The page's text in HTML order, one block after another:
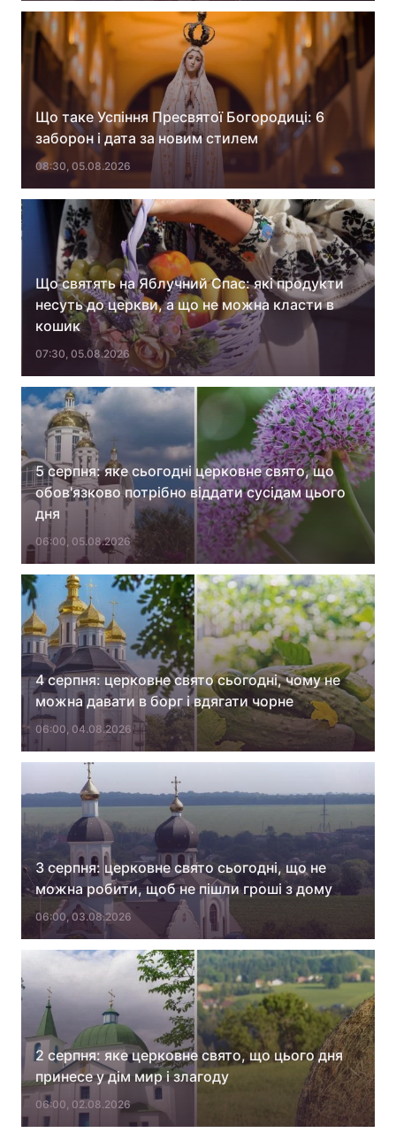
Що таке Успіння Пресвятої Богородиці: 6
заборон і дата за новим стилем
08:30, 05.08.2026
Що святять на Яблучний Спас: які продукти
несуть до церкви, а що не можна класти в
кошик
07:30, 05.08.2026
5 серпня: яке сьогодні церковне свято, що
обов'язково потрібно віддати сусідам цього
дня
06:00, 05.08.2026
4 серпня: церковне свято сьогодні, чому не
можна давати в борг і вдягати чорне
06:00, 04.08.2026
3 серпня: церковне свято сьогодні, що не
можна робити, щоб не пішли гроші з дому
06:00, 03.08.2026
2 серпня: яке церковне свято, що цього дня
принесе у дім мир і злагоду
06:00, 02.08.2026